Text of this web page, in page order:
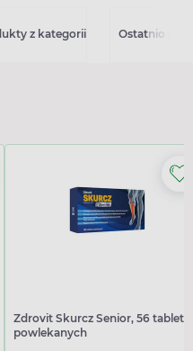
z kategorii Ostatnio
Zdrovit Skurcz Senior, 56
powlekanych